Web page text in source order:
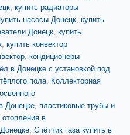
купить радиаторы
насосы Донецк, купить
Донецк, купить
, купить конвектор
, кондиционеры
в Донецке с установкой под
пола, Коллекторная
Донецке, пластиковые трубы и
в
, Счётчик газа купить в